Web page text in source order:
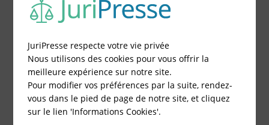
JuriPresse respecte votre vie privée
Nous utilisons des cookies pour vous offrir la
meilleure expérience sur notre site.
Pour modifier vos préférences par la suite, rendez-
vous dans le pied de page de notre site, et cliquez
sur le lien 'Informations Cookies'.